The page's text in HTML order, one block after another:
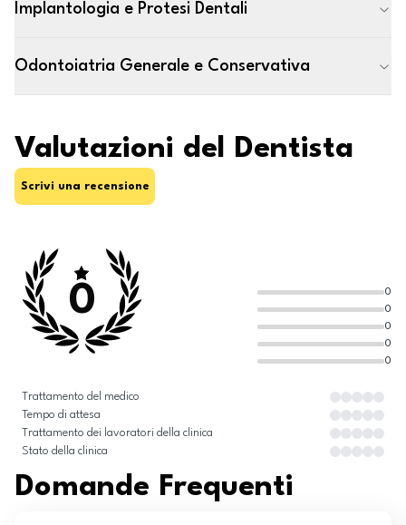
Implantologia e Protesi Dentali
Odontoiatria Generale e Conservativa
Valutazioni del Dentista
Scrivi una recensione
0
0
0
0
0
0
Trattamento del medico
Tempo di attesa
Trattamento dei lavoratori della clinica
Stato della clinica
Domande Frequenti